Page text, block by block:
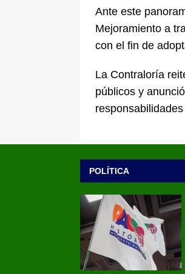
Ante este
Mejoramiento a
con el fin de
La Contraloría
públicos y
POLÍTICA